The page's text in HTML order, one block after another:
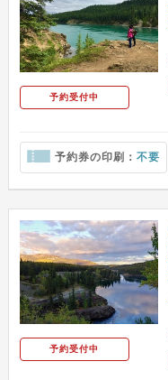
予約受付中
予約券の印刷： 不要
予約受付中